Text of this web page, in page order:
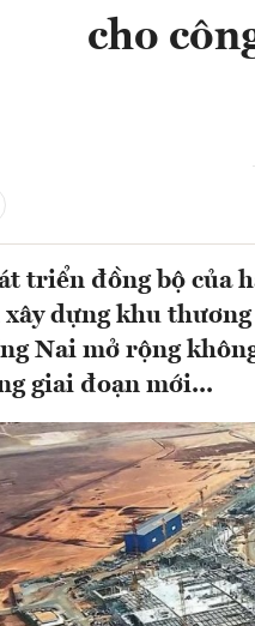
cho
triển đồng bộ của
xây dựng khu
Nai mở rộng
giai đoạn mới...